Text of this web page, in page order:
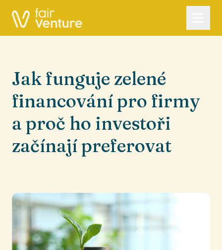
Jak funguje zelené
financování pro firmy
a proč ho investoři
začínají preferovat